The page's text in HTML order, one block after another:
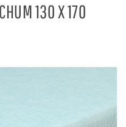
130 X 170